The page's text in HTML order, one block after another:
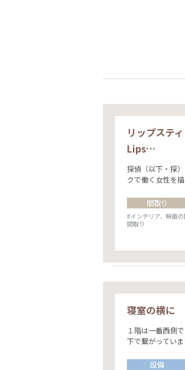
リップステ
Lips…
探偵（以下・探
クで働く女性を
間取り
#インテリア、映画
間取り
寝室の横に
１階は一番西側
下で繋がってい
設備